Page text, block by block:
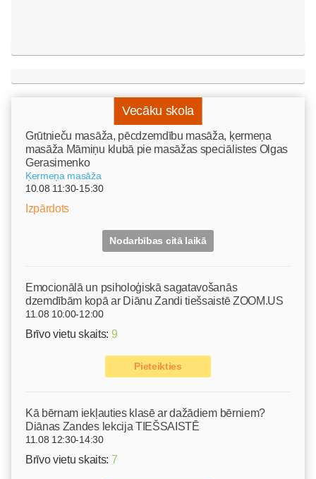
Vecāku skola
Grūtnieču masāža, pēcdzemdību masāža, ķermeņa
masāža Māmiņu klubā pie masāžas speciālistes Olgas
Gerasimenko
Ķermeņa masāža
10.08 11:30-15:30
Izpārdots
Nodarbības citā laikā
Emocionālā un psiholoģiskā sagatavošanās
dzemdībām kopā ar Diānu Zandi tiešsaistē ZOOM.US
11.08 10:00-12:00
Brīvo vietu skaits: 9
Pieteikties
Kā bērnam iekļauties klasē ar dažādiem bērniem?
Diānas Zandes lekcija TIEŠSAISTĒ
11.08 12:30-14:30
Brīvo vietu skaits: 7